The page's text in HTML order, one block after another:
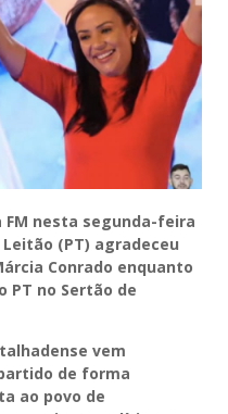
FM nesta segunda-feira
(PT) agradeceu
Conrado enquanto
PT no Sertão de
vem
de forma
ao povo de